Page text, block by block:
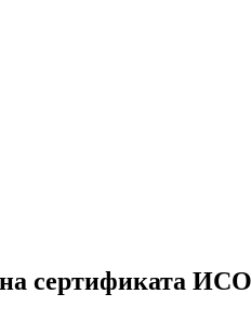
сертификата ИСО